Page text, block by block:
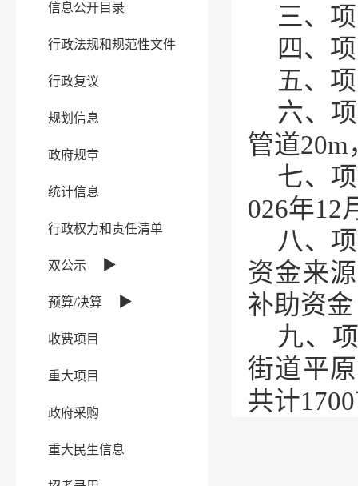
信息公开目录
行政法规和规范性文件
行政复议
规划信息
政府规章
统计信息
行政权力和责任清单
双公示 ▶
预算/决算 ▶
收费项目
重大项目
政府采购
重大民生信息
三、
四、
五、
六、
管道20m
七、
026年12
八、
资金来
补助资
九、
街道平
共计